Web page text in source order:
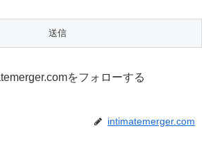
をフォローする
intimatemerger.com